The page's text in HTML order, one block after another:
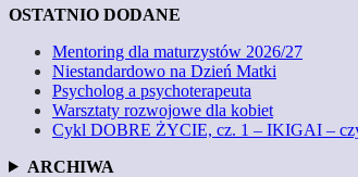
OSTATNIO DODANE
Mentoring dla maturzystów 2026/27
Niestandardowo na Dzień Matki
Psycholog a psychoterapeuta
Warsztaty rozwojowe dla kobiet
Cykl DOBRE ŻYCIE, cz. 1 – IKIGAI –
ARCHIWA